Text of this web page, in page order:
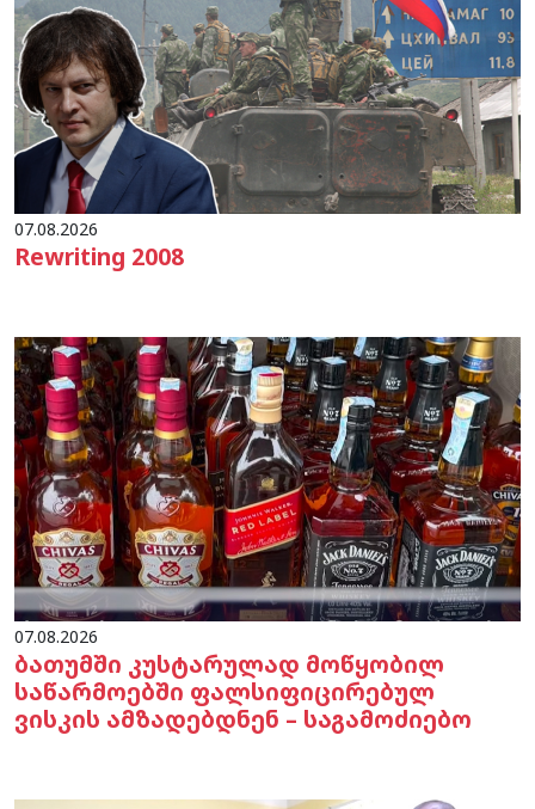
07.08.2026
Rewriting 2008
07.08.2026
ბათუმში კუსტარულად მოწყობილ
საწარმოებში ფალსიფიცირებულ
ვისკის ამზადებდნენ – საგამოძიებო